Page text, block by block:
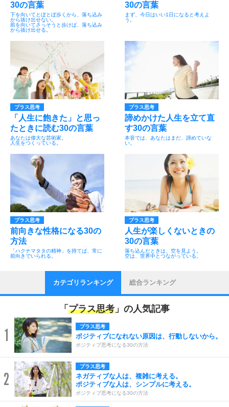
30の言葉
下を向いてとぼとぼ歩くから、落ち込み
から抜け出せない。
前を向いてさっそうと歩けば、落ち込み
から抜け出せる。
30の言葉
まず、今日はいい1日になると考えよ
う。
プラス思考
「人生に飽きた」と思っ
たときに読む30の言葉
あなたは偉大な芸術家。
人生をつくっている。
プラス思考
諦めかけた人生を立て直
す30の言葉
本音では、あなたはまだ、諦めていな
い。
プラス思考
前向きな性格になる30の
方法
「ハクナマタタの精神」を持てば、常に
前向きでいられる。
プラス思考
人生が楽しくないときの
30の言葉
落ち込んだときは、空を見よう。
空は、世界中とつながっている。
カテゴリランキング 総合ランキング
「 プラス思考 」の人気記事
1 プラス思考
ポジティブになれない原因は、行動しないから。
ポジティブ思考になる30の方法
2
プラス思考
ネガティブな人は、複雑に考える。
ポジティブな人は、シンプルに考える。
ポジティブ思考になる30の方法